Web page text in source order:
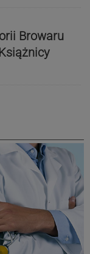
Browaru